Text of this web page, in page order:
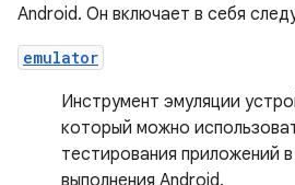
Android. Он включает в себя
emulator
Инструмент эмуляции
который можно
тестирования приложений
выполнения Android.